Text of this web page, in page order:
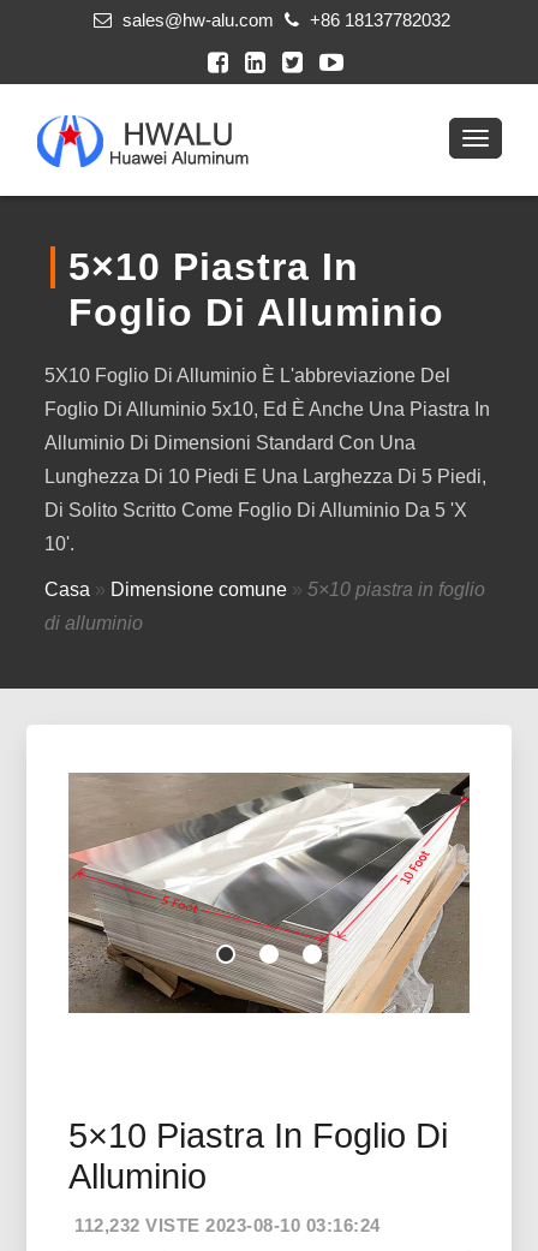
sales@hw-alu.com +86 18137782032
5×10 Piastra In
Foglio Di Alluminio
5X10 Foglio Di Alluminio È L'abbreviazione Del
Foglio Di Alluminio 5x10, Ed È Anche Una Piastra In
Alluminio Di Dimensioni Standard Con Una
Lunghezza Di 10 Piedi E Una Larghezza Di 5 Piedi,
Di Solito Scritto Come Foglio Di Alluminio Da 5 'x
10'.
Casa » Dimensione comune »5×10 piastra in foglio
di alluminio
5×10 Piastra In Foglio Di
Alluminio
112,232 VISTE 2023-08-10 03:16:24